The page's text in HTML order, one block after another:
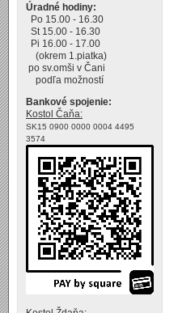
Úradné hodiny:
Po 15.00 - 16.30
St 15.00 - 16.30
Pi 16.00 - 17.00
(okrem 1.piatka)
po sv.omši v Čani
podľa možností
Bankové spojenie:
Kostol Čaňa:
SK15 0900 0000 0004 4495
3574